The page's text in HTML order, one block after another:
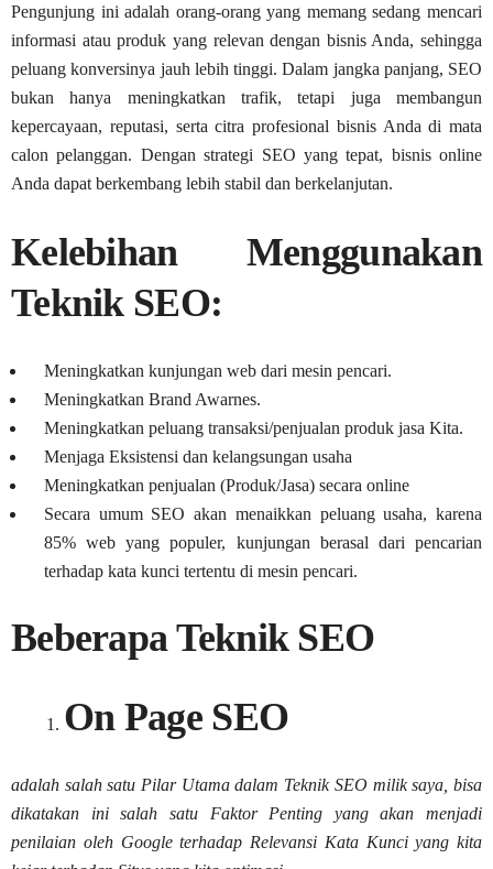
Pengunjung ini adalah orang-orang yang memang sedang mencari
informasi atau produk yang relevan dengan bisnis Anda, sehingga
peluang konversinya jauh lebih tinggi. Dalam jangka panjang, SEO
bukan hanya meningkatkan trafik, tetapi juga membangun
kepercayaan, reputasi, serta citra profesional bisnis Anda di mata
calon pelanggan. Dengan strategi SEO yang tepat, bisnis online
Anda dapat berkembang lebih stabil dan berkelanjutan.
Kelebihan Menggunakan
Teknik SEO:
Meningkatkan kunjungan web dari mesin pencari.
Meningkatkan Brand Awarnes.
Meningkatkan peluang transaksi/penjualan produk jasa Kita.
Menjaga Eksistensi dan kelangsungan usaha
Meningkatkan penjualan (Produk/Jasa) secara online
Secara umum SEO akan menaikkan peluang usaha, karena
85% web yang populer, kunjungan berasal dari pencarian
terhadap kata kunci tertentu di mesin pencari.
Beberapa Teknik SEO
On Page SEO
adalah salah satu Pilar Utama dalam Teknik SEO milik saya, bisa
dikatakan ini salah satu Faktor Penting yang akan menjadi
penilaian oleh Google terhadap Relevansi Kata Kunci yang kita